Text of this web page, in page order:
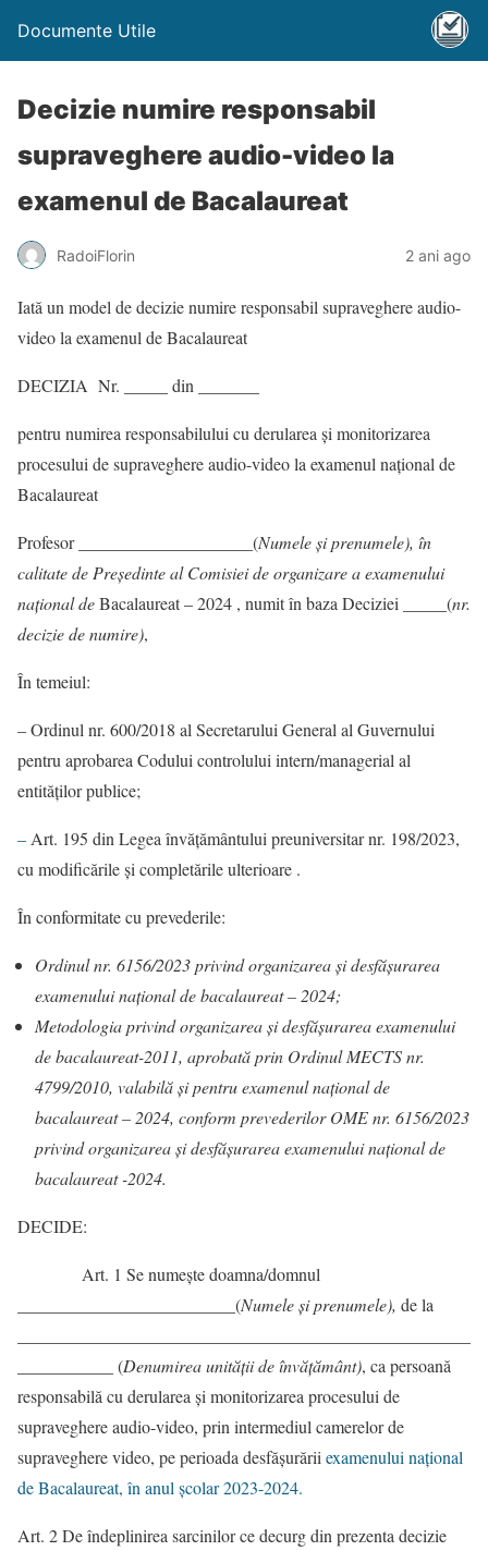
Documente Utile
Decizie numire responsabil
supraveghere audio-video la
examenul de Bacalaureat
RadoiFlorin 2 ani ago
Iată un model de decizie numire responsabil supraveghere audio-
video la examenul de Bacalaureat
DECIZIA Nr. _____ din _______
pentru numirea responsabilului cu derularea și monitorizarea
procesului de supraveghere audio-video la examenul național de
Bacalaureat
Profesor ____________________(Numele și prenumele), în
calitatede Președinte al Comisiei de organizare a examenului
național deBacalaureat – 2024 , numit în baza Deciziei _____(nr.
decizie de numire),
În temeiul:
– Ordinul nr. 600/2018 al Secretarului General al Guvernului
pentru aprobarea Codului controlului intern/managerial al
entităţilor publice;
– Art. 195 din Legea învăţământului preuniversitar nr. 198/2023,
cu modificările și completările ulterioare .
În conformitate cu prevederile:
Ordinul nr. 6156/2023 privind organizarea şi desfăşurarea
examenului naţional de bacalaureat – 2024;
Metodologia privind organizarea şi desfăşurarea examenului
de bacalaureat-2011, aprobată prin Ordinul MECTS nr.
4799/2010, valabilă şi pentru examenul naţional de
bacalaureat – 2024, conform prevederilor OME nr. 6156/2023
privind organizarea şi desfăşurarea examenului naţional de
bacalaureat -2024.
DECIDE:
Art. 1 Se numește doamna/domnul
_________________________(Numele și prenumele), de la
___________ (Denumirea unității de învățământ), ca persoană
responsabilă cu derularea și monitorizarea procesului de
supraveghere audio-video, prin intermediul camerelor de
supraveghere video, pe perioada desfășurării examenului național
de Bacalaureat, în anul școlar 2023-2024.
Art. 2 De îndeplinirea sarcinilor ce decurg din prezenta decizie